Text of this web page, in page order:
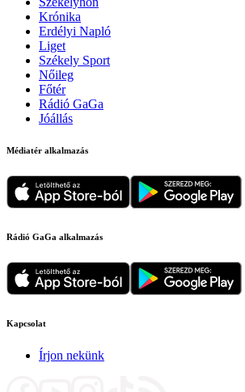
Krónika
Erdélyi Napló
Liget
Székely Sport
Nőileg
Főtér
Rádió GaGa
Jóállás
Médiatér alkalmazás
Rádió GaGa alkalmazás
Kapcsolat
Írjon nekünk